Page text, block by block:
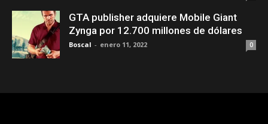
GTA publisher adquiere Mobile Giant
Zynga por 12.700 millones de dólares
Boscal - enero 11, 2022 0